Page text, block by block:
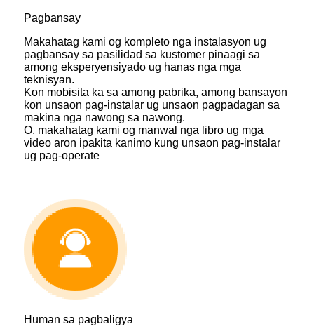
Pagbansay
Makahatag kami og kompleto nga instalasyon ug
pagbansay sa pasilidad sa kustomer pinaagi sa
among eksperyensiyado ug hanas nga mga
teknisyan.
Kon mobisita ka sa among pabrika, among bansayon ​​
kon unsaon pag-instalar ug unsaon pagpadagan sa
makina nga nawong sa nawong.
O, makahatag kami og manwal nga libro ug mga
video aron ipakita kanimo kung unsaon pag-instalar
ug pag-operate
Human sa pagbaligya